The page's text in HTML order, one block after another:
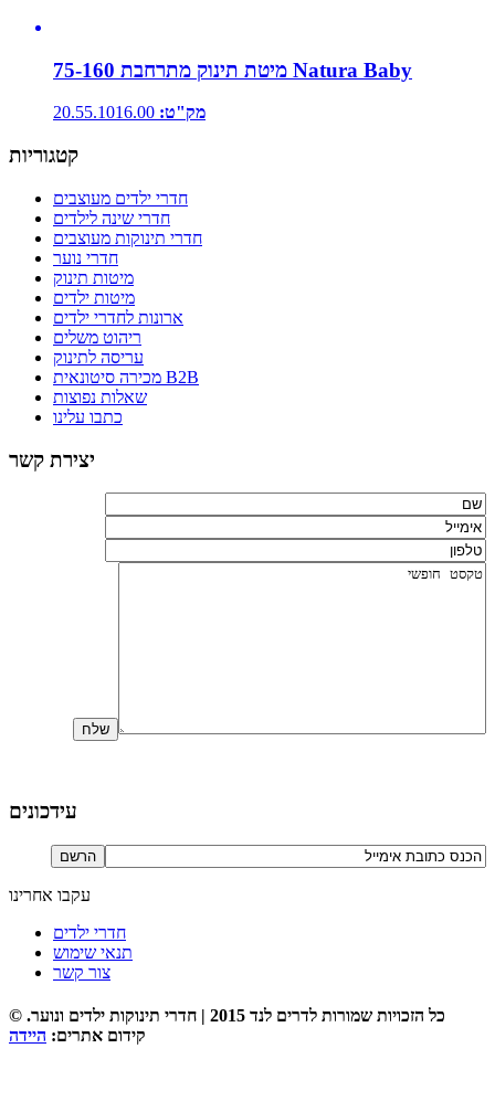
מיטת תינוק מתרחבת 75-160 Natura Baby
מק"ט:
קטגוריות
חדרי ילדים מעוצבים
חדרי שינה לילדים
חדרי תינוקות מעוצבים
חדרי נוער
מיטות תינוק
מיטות ילדים
ארונות לחדרי ילדים
ריהוט משלים
עריסה לתינוק
מכירה סיטונאית B2B
שאלות נפוצות
כתבו עלינו
יצירת קשר
עידכונים
עקבו אחרינו
חדרי ילדים
תנאי שימוש
צור קשר
© כל הזכויות שמורות לדרים לנד 2015 | חדרי תינוקות ילדים ונוער.
קידום אתרים: היידה